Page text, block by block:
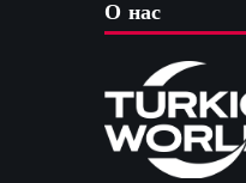
О нас